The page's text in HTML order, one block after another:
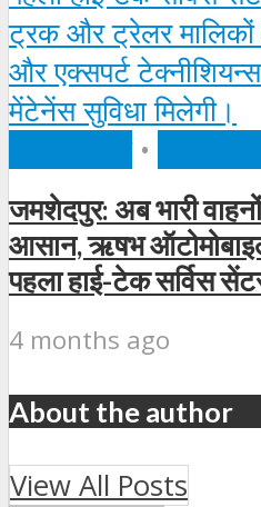
•
जमशेदपुर: अब भारी
आसान, ऋषभ
पहला हाई-टेक सर्विस
4 months ago
About the author
View All Posts